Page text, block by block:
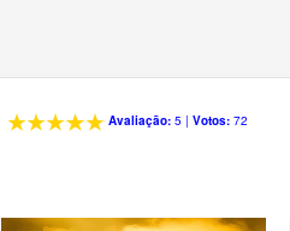
Avaliação:5 | Votos:72